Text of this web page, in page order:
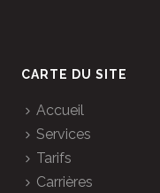
CARTE DU SITE
Accueil
Services
Tarifs
Carrières